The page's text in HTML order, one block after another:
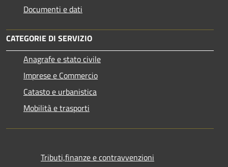
Documenti e dati
CATEGORIE DI SERVIZIO
Anagrafe e stato civile
Imprese e Commercio
Catasto e urbanistica
Mobilità e trasporti
Tributi,finanze e contravvenzioni